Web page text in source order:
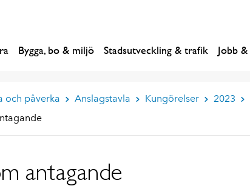
Bygga, bo & miljö Stadsutveckling & trafik Jobb
och påverka Anslagstavla Kungörelser
2023
antagande